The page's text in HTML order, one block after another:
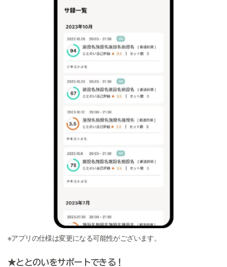
※アプリの仕様は変更になる可能性がございます。
★ととのいをサポートできる！